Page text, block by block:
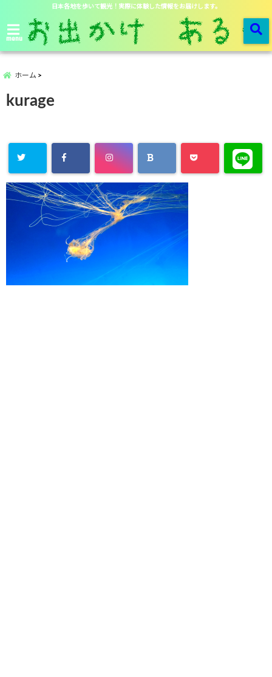
日本各地を歩いて観光！実際に体験した情報をお届けします。
menu
ホーム
kurage